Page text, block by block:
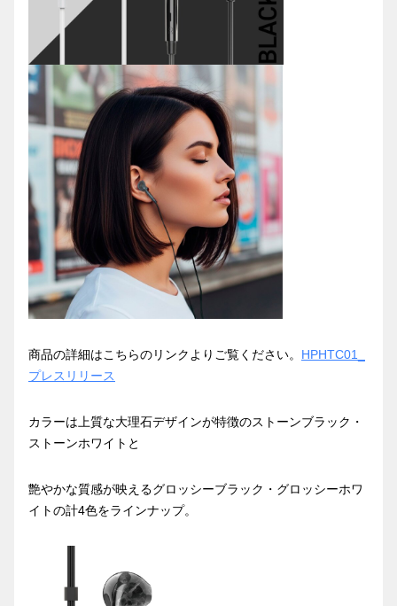
商品の詳細はこちらのリンクよりご覧ください。 HPHTC01_
プレスリリース
カラーは上質な大理石デザインが特徴のストーンブラック・
ストーンホワイトと
艶やかな質感が映えるグロッシーブラック・グロッシーホワ
イトの計4色をラインナップ。